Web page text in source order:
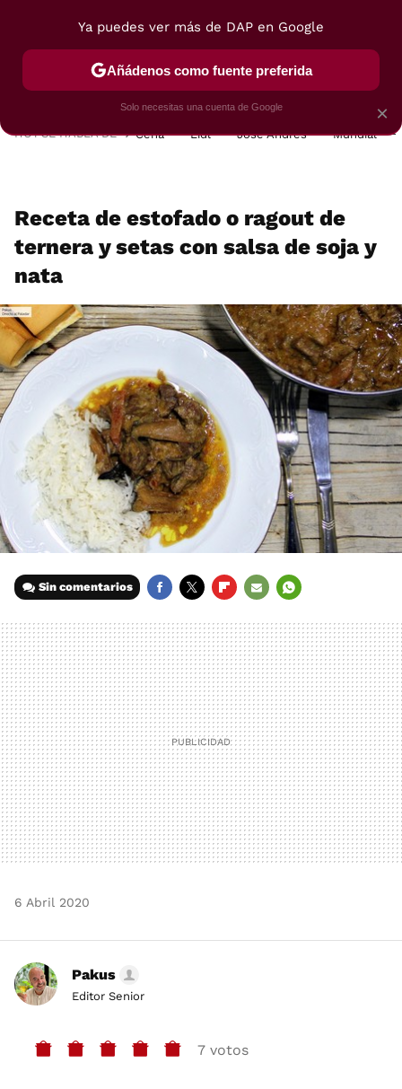
POSTRES VIAJES SELECCIÓN VEGUI
HOY SE HABLA DE Cena Lidl José Andrés Mundial
Receta de estofado o ragout de
ternera y setas con salsa de soja y
nata
Sin comentarios
MAIL
6 Abril 2020
Pakus
Editor Senior
7 votos
×
Ya puedes ver más de DAP en Google
Añádenos como fuente preferida
Solo necesitas una cuenta de Google